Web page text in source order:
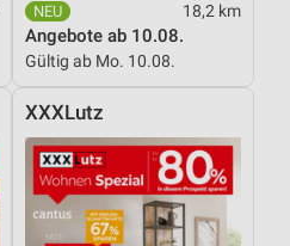
18,2 km
Angebote ab 10.08.
Gültig ab Mo. 10.08.
XXXLutz